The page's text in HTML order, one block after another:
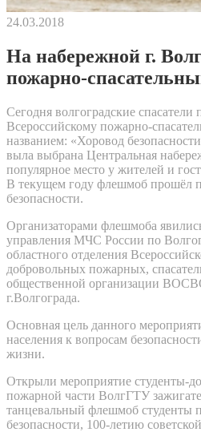
24.03.2018
На набережной г.
пожарно-
Сегодня волгоградские
Всероссийскому пожарно-
названием: «Хоровод
выла выбрана Центральная
популярное место у жителей и
В текущем году флешмоб прошёл
безопасности.
Организаторами флешмоба
управления МЧС России по
областного отделения
добровольных пожарных,
общественной организации
г.Волгограда.
Основная цель данного
населения к вопросам
жизни.
Открыли мероприятие студенты-
пожарной части ВолгГТУ
танцевальный флешмоб студенты
безопасности, 100-летию